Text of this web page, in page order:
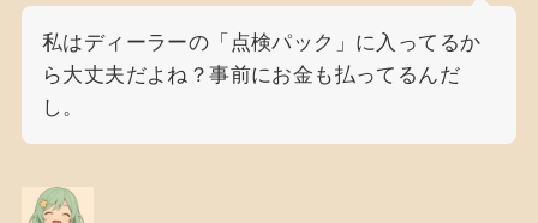
私はディーラーの「点検パック」に入ってるか
ら大丈夫だよね？事前にお金も払ってるんだ
し。